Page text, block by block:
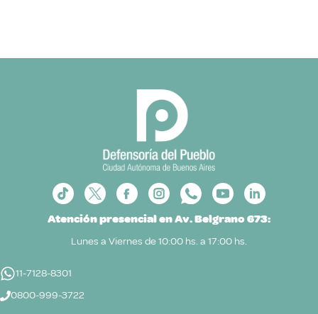
Atención presencial en Av. Belgrano 673:
Lunes a Viernes de 10:00 hs. a 17:00 hs.
11-7128-8301
0800-999-3722